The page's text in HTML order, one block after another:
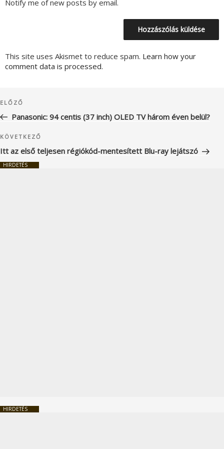
Notify me of new posts by email.
This site uses Akismet to reduce spam. Learn how your
comment data is processed.
navigáció
Korábbi
bejegyzés
ELŐZŐ
Panasonic: 94 centis (37 inch) OLED TV három éven belül?
Következő
bejegyzés
KÖVETKEZŐ
Itt az első teljesen régiókód-mentesített Blu-ray lejátszó
HIRDETÉS
HIRDETÉS